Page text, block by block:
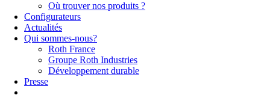
Où trouver nos produits ?
Configurateurs
Actualités
Qui sommes-nous?
Roth France
Groupe Roth Industries
Développement durable
Presse